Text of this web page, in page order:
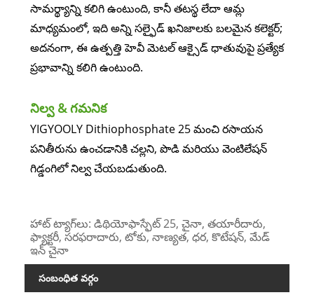
సామర్థ్యాన్ని కలిగి ఉంటుంది, కానీ తటస్థ లేదా ఆమ్ల
మాధ్యమంలో, ఇది అన్ని సల్ఫైడ్ ఖనిజాలకు బలమైన కలెక్టర్;
అదనంగా, ఈ ఉత్పత్తి హెవీ మెటల్ ఆక్సైడ్ ధాతువుపై ప్రత్యేక
ప్రభావాన్ని కలిగి ఉంటుంది.
నిల్వ & గమనిక
YIGYOOLY Dithiophosphate 25 మంచి రసాయన
పనితీరును ఉంచడానికి చల్లని, పొడి మరియు వెంటిలేషన్
గిడ్డంగిలో నిల్వ చేయబడుతుంది.
హాట్ ట్యాగ్‌లు: డిథియోఫాస్ఫేట్ 25, చైనా, తయారీదారు,
ఫ్యాక్టరీ, సరఫరాదారు, టోకు, నాణ్యత, ధర, కొటేషన్, మేడ్
ఇన్ చైనా
సంబంధిత వర్గం